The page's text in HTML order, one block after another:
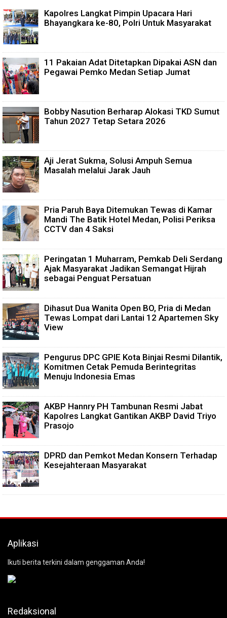
Kapolres Langkat Pimpin Upacara Hari
Bhayangkara ke-80, Polri Untuk Masyarakat
11 Pakaian Adat Ditetapkan Dipakai ASN dan
Pegawai Pemko Medan Setiap Jumat
Bobby Nasution Berharap Alokasi TKD Sumut
Tahun 2027 Tetap Setara 2026
Aji Jerat Sukma, Solusi Ampuh Semua
Masalah melalui Jarak Jauh
Pria Paruh Baya Ditemukan Tewas di Kamar
Mandi The Batik Hotel Medan, Polisi Periksa
CCTV dan 4 Saksi
Peringatan 1 Muharram, Pemkab Deli Serdang
Ajak Masyarakat Jadikan Semangat Hijrah
sebagai Penguat Persatuan
Dihasut Dua Wanita Open BO, Pria di Medan
Tewas Lompat dari Lantai 12 Apartemen Sky
View
Pengurus DPC GPIE Kota Binjai Resmi Dilantik,
Komitmen Cetak Pemuda Berintegritas
Menuju Indonesia Emas
AKBP Hannry PH Tambunan Resmi Jabat
Kapolres Langkat Gantikan AKBP David Triyo
Prasojo
DPRD dan Pemkot Medan Konsern Terhadap
Kesejahteraan Masyarakat
Aplikasi
Ikuti berita terkini dalam genggaman Anda!
Redaksional